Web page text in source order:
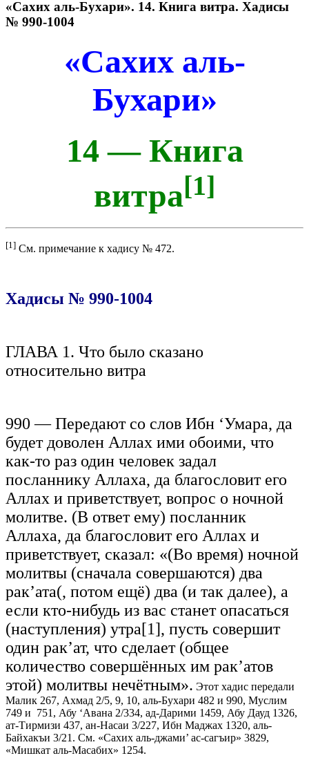
«Сахих аль-Бухари». 14. Книга витра. Хадисы
№ 990-1004
«Сахих аль-
Бухари»
14 — Книга
витра[1]
[1] См. примечание к хадису № 472.
Хадисы № 990-1004
ГЛАВА 1. Что было сказано
относительно витра
990 — Передают со слов Ибн ‘Умара, да
будет доволен Аллах ими обоими, что
как-то раз один человек задал
посланнику Аллаха, да благословит его
Аллах и приветствует, вопрос о ночной
молитве. (В ответ ему) посланник
Аллаха, да благословит его Аллах и
приветствует, сказал: «(Во время) ночной
молитвы (сначала совершаются) два
рак’ата(, потом ещё) два (и так далее), а
если кто-нибудь из вас станет опасаться
(наступления) утра[1], пусть совершит
один рак’ат, что сделает (общее
количество совершённых им рак’атов
этой) молитвы нечётным». Этот хадис передали
Малик 267, Ахмад 2/5, 9, 10, аль-Бухари 482 и 990, Муслим
749 и 751, Абу ‘Авана 2/334, ад-Дарими 1459, Абу Дауд 1326,
ат-Тирмизи 437, ан-Насаи 3/227, Ибн Маджах 1320, аль-
Байхакъи 3/21. См. «Сахих аль-джами’ ас-сагъир» 3829,
«Мишкат аль-Масабих» 1254.